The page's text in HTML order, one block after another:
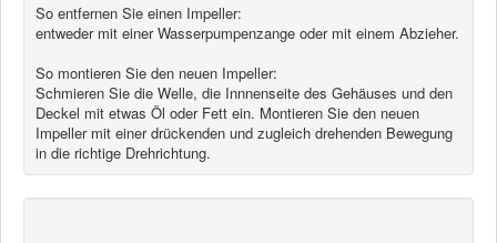
News
Special Catalogue
Dealers
MyLindemann
MyLindemann
So entfernen Sie einen Impeller:
entweder mit einer Wasserpumpenzange oder mit einem Abzieher.
So montieren Sie den neuen Impeller:
Schmieren Sie die Welle, die Innnenseite des Gehäuses und den
Deckel mit etwas Öl oder Fett ein. Montieren Sie den neuen
Impeller mit einer drückenden und zugleich drehenden Bewegung
in die richtige Drehrichtung.